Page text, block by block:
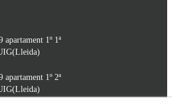
1º 1ª
(Lleida)
1º 2ª
(Lleida)